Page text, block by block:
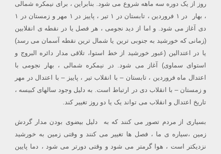
روز از یک دوره سه ماهه شروع می شود. بنابراین ، برای نیمکره شمالی
، بهار در ۱ فروردین ، تابستان در ۱ تیر ، پاییز در ۱ مهر و زمستان در ۱
دی آغاز می شود. و اما از دید نجومی ، هر فصل یا در نقطه ی انقلابین
(زمانی که خورشید به جنوبی ترین یا شمال ترین نقطه آسمان می رسد)
یا در اعتدالین (عبور خورشید از خط استوا، تلاقی مدار دائره البروج و
استوای سماوی) آغاز می شود. در نیمکره شمالی ، بهار نجومی با
اعتدال ماه فروردین ، تابستان – با انقلاب تیر ، پاییز – با اعتدال در مهر
و زمستان – با انقلاب دی در ارتباط است. به دلیل وجود سالهای کبیسه ،
تاریخ اعتدال و انقلاب می تواند یک یا دو روز تغییر کند.
بسیاری از مردم تصور می کنند که به دلیل بیضوی بودن مدار گردش
زمین ،سیاره ی ما ، فصل ها تغییر می کنند و وقتی زمین به خورشید
نزدیکتر است ، هوا گرمتر می شود و وقتی دورتر می شود ، دما پایین